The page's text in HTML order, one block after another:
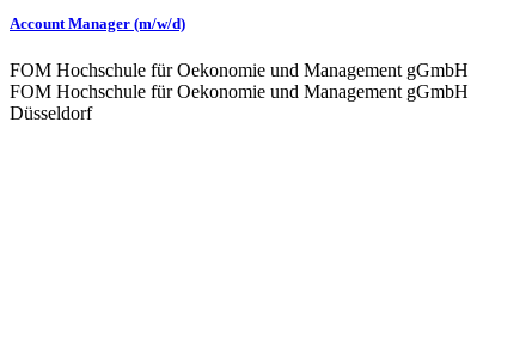
Account Manager (m/w/d)
FOM Hochschule für Oekonomie und Management gGmbH
FOM Hochschule für Oekonomie und Management gGmbH
Düsseldorf